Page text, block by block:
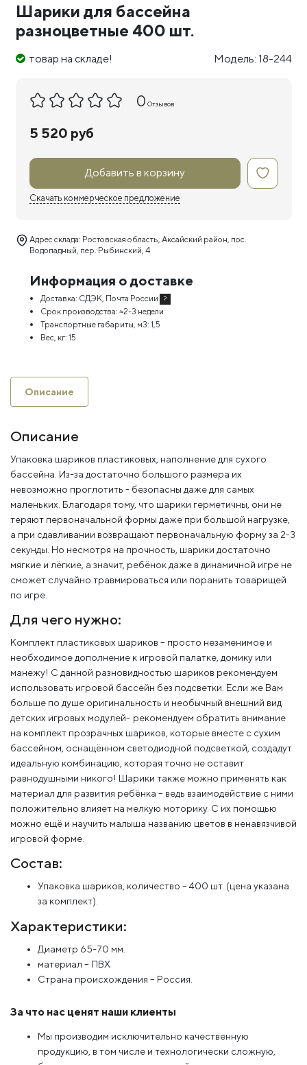
Шарики для бассейна
разноцветные 400 шт.
товар на складе! Модель: 18-244
0 Отзывов
5 520 руб
Добавить в корзину
Скачать коммерческое предложение
Адрес склада: Ростовская область, Аксайский район, пос.
Водопадный, пер. Рыбинский, 4
Информация о доставке
Доставка: СДЭК, Почта России ?
Срок производства: ≈2-3 недели
Транспортные габариты, м3: 1,5
Вес, кг: 15
Описание
Описание
Упаковка шариков пластиковых, наполнение для сухого
бассейна. Из-за достаточно большого размера их
невозможно проглотить - безопасны даже для самых
маленьких. Благодаря тому, что шарики герметичны, они не
теряют первоначальной формы даже при большой нагрузке,
а при сдавливании возвращают первоначальную форму за 2-3
секунды. Но несмотря на прочность, шарики достаточно
мягкие и лёгкие, а значит, ребёнок даже в динамичной игре не
сможет случайно травмироваться или поранить товарищей
по игре.
Для чего нужно:
Комплект пластиковых шариков – просто незаменимое и
необходимое дополнение к игровой палатке, домику или
манежу! С данной разновидностью шариков рекомендуем
использовать игровой бассейн без подсветки. Если же Вам
больше по душе оригинальность и необычный внешний вид
детских игровых модулей– рекомендуем обратить внимание
на комплект прозрачных шариков, которые вместе с сухим
бассейном, оснащённом светодиодной подсветкой, создадут
идеальную комбинацию, которая точно не оставит
равнодушными никого! Шарики также можно применять как
материал для развития ребёнка – ведь взаимодействие с ними
положительно влияет на мелкую моторику. С их помощью
можно ещё и научить малыша названию цветов в ненавязчивой
игровой форме.
Состав:
Упаковка шариков, количество – 400 шт. (цена указана
за комплект).
Характеристики:
Диаметр 65-70 мм.
материал – ПВХ
Страна происхождения – Россия.
За что нас ценят наши клиенты
Мы производим исключительно качественную
продукцию, в том числе и технологически сложную,